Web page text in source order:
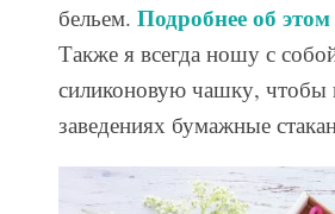
бельем. Подробнее об
Также я всегда ношу с
силиконовую чашку, чтобы
заведениях бумажные